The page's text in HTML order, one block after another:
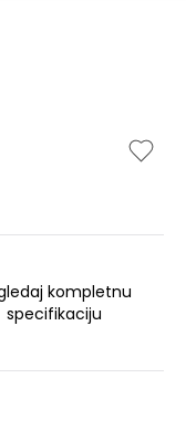
kompletnu
specifikaciju